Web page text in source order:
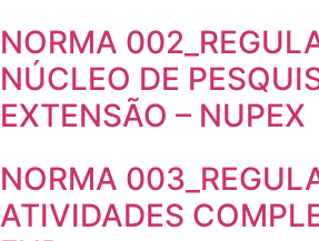
NORMA
NÚCLEO DE
EXTENSÃO – NUPEX
NORMA
ATIVIDADES